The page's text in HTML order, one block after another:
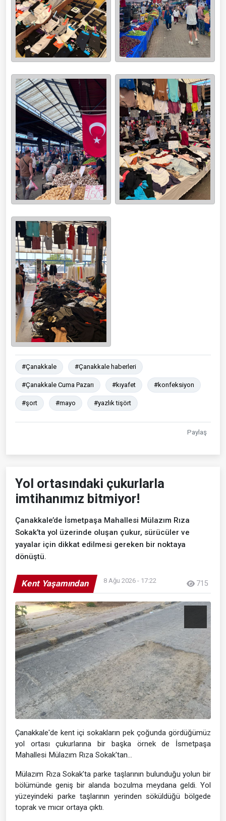
#Çanakkale #Çanakkale haberleri
#Çanakkale Cuma Pazarı #kıyafet #konfeksiyon
#şort #mayo #yazlık tişört
Paylaş
Yol ortasındaki çukurlarla
imtihanımız bitmiyor!
Çanakkale’de İsmetpaşa Mahallesi Mülazım Rıza
Sokak’ta yol üzerinde oluşan çukur, sürücüler ve
yayalar için dikkat edilmesi gereken bir noktaya
dönüştü.
Kent Yaşamından 8 Ağu 2026 - 17:22 715
Çanakkale'de kent içi sokakların pek çoğunda gördüğümüz
yol ortası çukurlarına bir başka örnek de İsmetpaşa
Mahallesi Mülazım Rıza Sokak'tan...
Mülazım Rıza Sokak’ta parke taşlarının bulunduğu yolun bir
bölümünde geniş bir alanda bozulma meydana geldi. Yol
yüzeyindeki parke taşlarının yerinden söküldüğü bölgede
toprak ve mıcır ortaya çıktı.